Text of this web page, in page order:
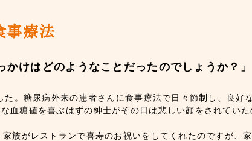
けはどのようなことだったのでしょうか？」
。糖尿病外来の患者さんに食事療法で日々節制し、良好
血糖値を喜ぶはずの紳士がその日は悲しい顔をされてい
家族がレストランで喜寿のお祝いをしてくれたのですが、